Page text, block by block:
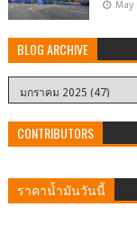
May
BLOG ARCHIVE
CONTRIBUTORS
ราคาน้ำมันวันนี้